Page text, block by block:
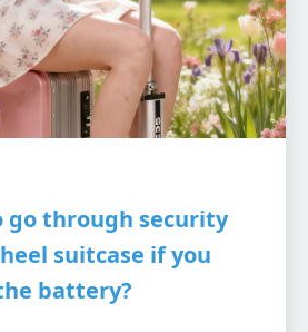
through security
suitcase if you
battery?